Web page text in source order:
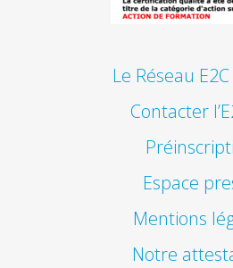
Le Réseau
Contacter
Espace
Mentions
Notre